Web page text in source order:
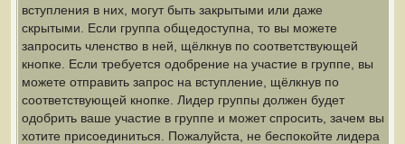
вступления в них, могут быть закрытыми или даже
скрытыми. Если группа общедоступна, то вы можете
запросить членство в ней, щёлкнув по соответствующей
кнопке. Если требуется одобрение на участие в группе, вы
можете отправить запрос на вступление, щёлкнув по
соответствующей кнопке. Лидер группы должен будет
одобрить ваше участие в группе и может спросить, зачем вы
хотите присоединиться. Пожалуйста, не беспокойте лидера